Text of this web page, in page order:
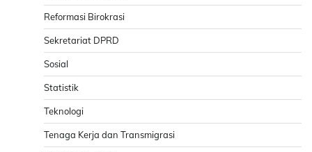
Reformasi Birokrasi
Sekretariat DPRD
Sosial
Statistik
Teknologi
Tenaga Kerja dan Transmigrasi